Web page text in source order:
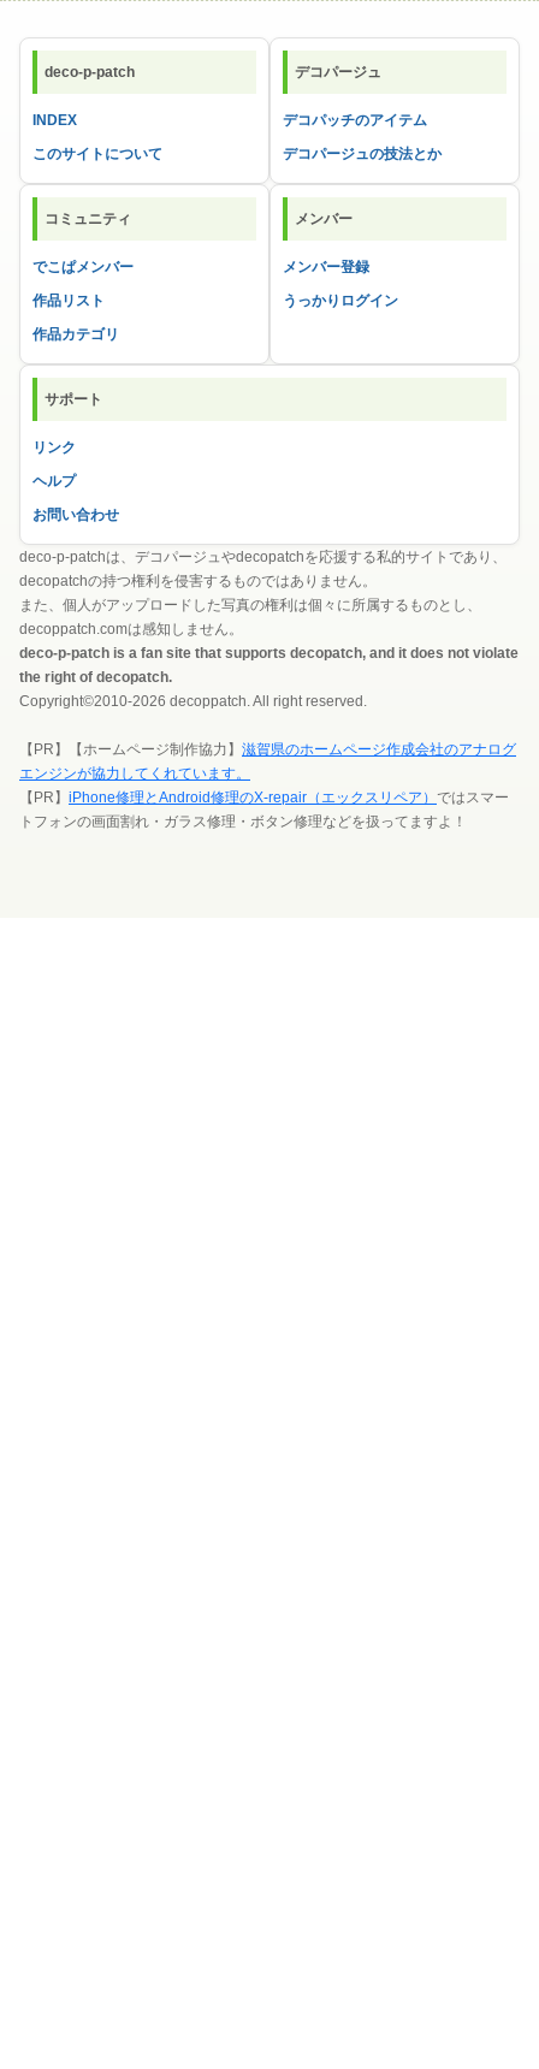
deco-p-patch
INDEX
このサイトについて
デコパージュ
デコパッチのアイテム
デコパージュの技法とか
コミュニティ
でこぱメンバー
作品リスト
作品カテゴリ
メンバー
メンバー登録
うっかりログイン
サポート
リンク
ヘルプ
お問い合わせ
deco-p-patchは、デコパージュやdecopatchを応援する私的サイトであり、
decopatchの持つ権利を侵害するものではありません。
また、個人がアップロードした写真の権利は個々に所属するものとし、
decoppatch.comは感知しません。
deco-p-patch is a fan site that supports decopatch, and it does not violate
the right of decopatch.
Copyright©2010-2026 decoppatch. All right reserved.
【PR】【ホームページ制作協力】 滋賀県のホームページ作成会社のアナログ
エンジンが協力してくれています。
【PR】 iPhone修理とAndroid修理のX-repair（エックスリペア） ではスマー
トフォンの画面割れ・ガラス修理・ボタン修理などを扱ってますよ！